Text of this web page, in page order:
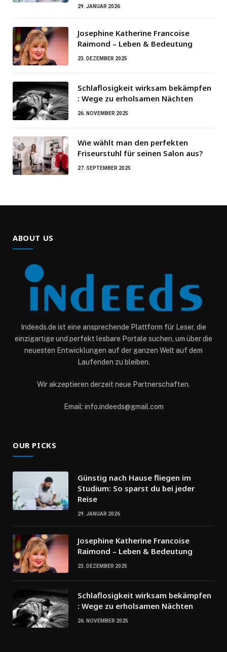
29. JANUAR 2026
Josephine Katherine Francoise
Raimond – Leben & Bedeutung
23. DEZEMBER 2025
Schlaflosigkeit wirksam bekämpfen
: Wege zu erholsamen Nächten
26. NOVEMBER 2025
Wie wählt man den perfekten
Friseurstuhl für seinen Salon aus?
27. SEPTEMBER 2025
ABOUT US
Indeeds.de ist eine ansprechende Plattform für Leser, die
einzigartige und perfekt lesbare Portale suchen, um über die
neuesten Entwicklungen auf der ganzen Welt auf dem
Laufenden zu bleiben.
Wir akzeptieren derzeit neue Partnerschaften.
Email: info.indeeds@gmail.com
OUR PICKS
Günstig nach Hause fliegen im
Studium: So sparst du bei jeder
Reise
29. JANUAR 2026
Josephine Katherine Francoise
Raimond – Leben & Bedeutung
23. DEZEMBER 2025
Schlaflosigkeit wirksam bekämpfen
: Wege zu erholsamen Nächten
26. NOVEMBER 2025